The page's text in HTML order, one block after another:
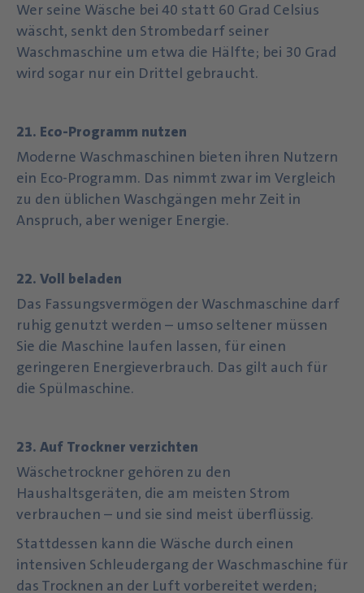
Wer seine Wäsche bei 40 statt 60 Grad Celsius
wäscht, senkt den Strombedarf seiner
Waschmaschine um etwa die Hälfte; bei 30 Grad
wird sogar nur ein Drittel gebraucht.
21. Eco-Programm nutzen
Moderne Waschmaschinen bieten ihren Nutzern
ein Eco-Programm. Das nimmt zwar im Vergleich
zu den üblichen Waschgängen mehr Zeit in
Anspruch, aber weniger Energie.
22. Voll beladen
Das Fassungsvermögen der Waschmaschine darf
ruhig genutzt werden – umso seltener müssen
Sie die Maschine laufen lassen, für einen
geringeren Energieverbrauch. Das gilt auch für
die Spülmaschine.
23. Auf Trockner verzichten
Wäschetrockner gehören zu den
Haushaltsgeräten, die am meisten Strom
verbrauchen – und sie sind meist überflüssig.
Stattdessen kann die Wäsche durch einen
intensiven Schleudergang der Waschmaschine für
das Trocknen an der Luft vorbereitet werden;